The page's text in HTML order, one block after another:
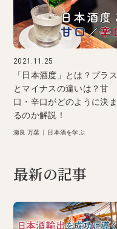
2021.11.25
「日本酒度」とは？プラス
とマイナスの違いは？甘
口・辛口がどのように決ま
るのか解説！
瀬良 万葉 日本酒を学ぶ
最新の記事